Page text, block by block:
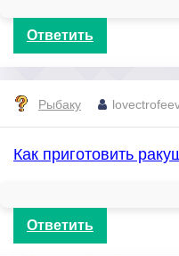
Ответить
Рыбаку
Как приготовить
Ответить